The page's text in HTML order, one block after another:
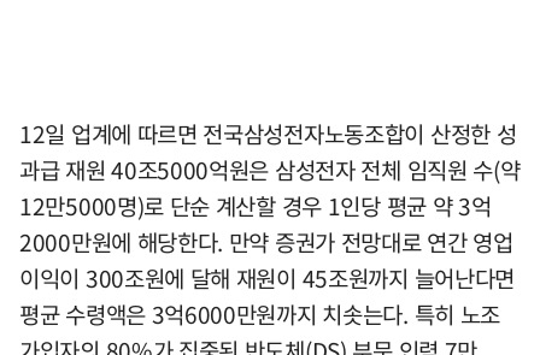
12일 업계에 따르면 전국삼성전자노동조합이 산정한 성
과급 재원 40조5000억원은 삼성전자 전체 임직원 수(약
12만5000명)로 단순 계산할 경우 1인당 평균 약 3억
2000만원에 해당한다. 만약 증권가 전망대로 연간 영업
이익이 300조원에 달해 재원이 45조원까지 늘어난다면
평균 수령액은 3억6000만원까지 치솟는다. 특히 노조